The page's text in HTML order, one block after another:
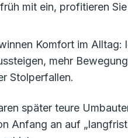
mit ein, profitieren
Komfort im Alltag:
mehr
Stolperfallen.
später teure
Anfang an auf